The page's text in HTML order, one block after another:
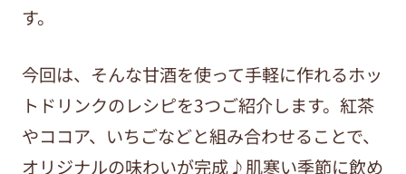
す。
今回は、そんな甘酒を使って手軽に作れるホッ
トドリンクのレシピを3つご紹介します。紅茶
やココア、いちごなどと組み合わせることで、
オリジナルの味わいが完成♪肌寒い季節に飲め